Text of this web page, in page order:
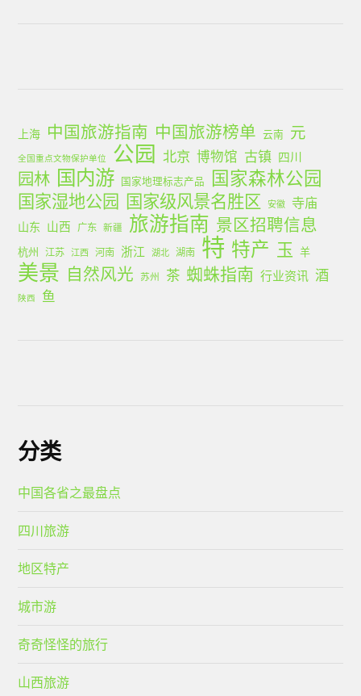
上海 中国旅游指南 中国旅游榜单 云南 元
全国重点文物保护单位 公园 北京 博物馆 古镇 四川
园林 国内游 国家地理标志产品 国家森林公园
国家湿地公园 国家级风景名胜区 安徽 寺庙
山东 山西 广东 新疆 旅游指南 景区招聘信息
杭州 江苏 江西 河南 浙江 湖北 湖南 特 特产 玉 羊
美景 自然风光 苏州 茶 蜘蛛指南 行业资讯 酒
陕西 鱼
分类
中国各省之最盘点
四川旅游
地区特产
城市游
奇奇怪怪的旅行
山西旅游